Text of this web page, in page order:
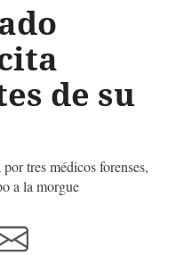
de su
tres médicos forenses,
a la morgue